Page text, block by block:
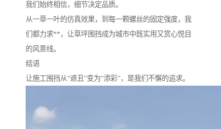
我们始终相信，细节决定品质。
从一草一叶的仿真效果，到每一颗螺丝的固定强度，我
们都力求**，让草坪围挡成为城市中既实用又赏心悦目
的风景线。
结语
让施工围挡从“遮丑”变为“添彩”，是我们不懈的追求。